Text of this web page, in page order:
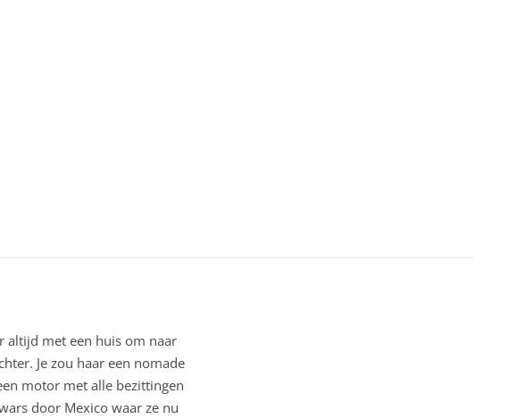
altijd met een huis om naar
Je zou haar een nomade
motor met alle bezittingen
door Mexico waar ze nu